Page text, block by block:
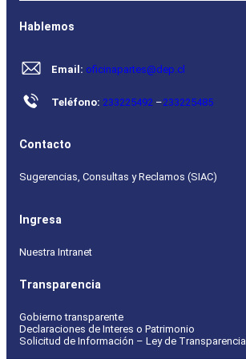
Hablemos
Email: oficinapartes@dep.cl
Teléfono: 233225492 –233225485
Contacto
Sugerencias, Consultas y Reclamos (SIAC)
Ingresa
Nuestra Intranet
Transparencia
Gobierno transparente
Declaraciones de Interes o Patrimonio
Solicitud de Información – Ley de Transparencia